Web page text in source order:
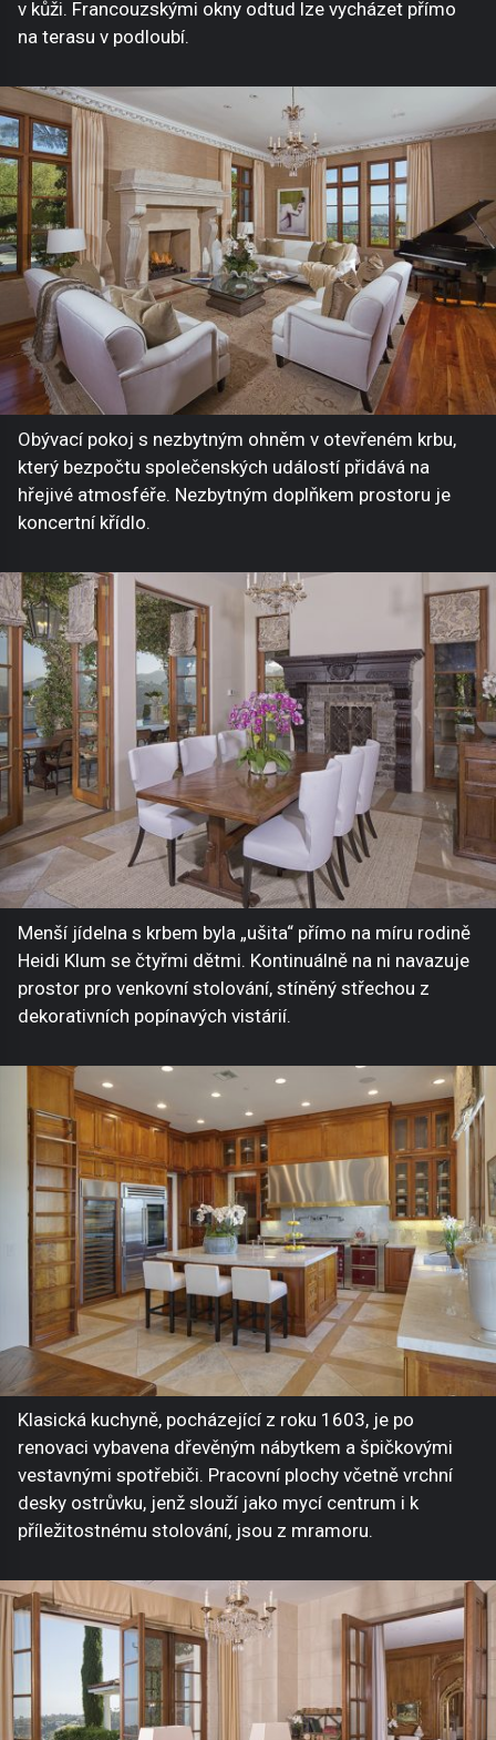
v kůži. Francouzskými okny odtud lze vycházet přímo
na terasu v podloubí.
Obývací pokoj s nezbytným ohněm v otevřeném krbu,
který bezpočtu společenských událostí přidává na
hřejivé atmosféře. Nezbytným doplňkem prostoru je
koncertní křídlo.
Menší jídelna s krbem byla „ušita“ přímo na míru rodině
Heidi Klum se čtyřmi dětmi. Kontinuálně na ni navazuje
prostor pro venkovní stolování, stíněný střechou z
dekorativních popínavých vistárií.
Klasická kuchyně, pocházející z roku 1603, je po
renovaci vybavena dřevěným nábytkem a špičkovými
vestavnými spotřebiči. Pracovní plochy včetně vrchní
desky ostrůvku, jenž slouží jako mycí centrum i k
příležitostnému stolování, jsou z mramoru.